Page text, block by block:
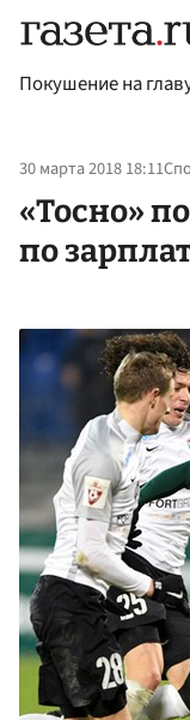
Покушение на
30 марта 2018 18:11
«Тосно»
по